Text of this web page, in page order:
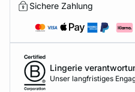
Sichere Zahlung
Lingerie
Unser langfristiges